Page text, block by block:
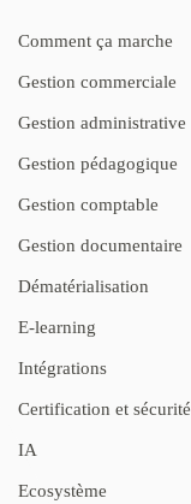
Comment ça marche
Gestion commerciale
Gestion administrative
Gestion pédagogique
Gestion comptable
Gestion documentaire
Dématérialisation
E-learning
Intégrations
Certification et sécurité
IA
Ecosystème